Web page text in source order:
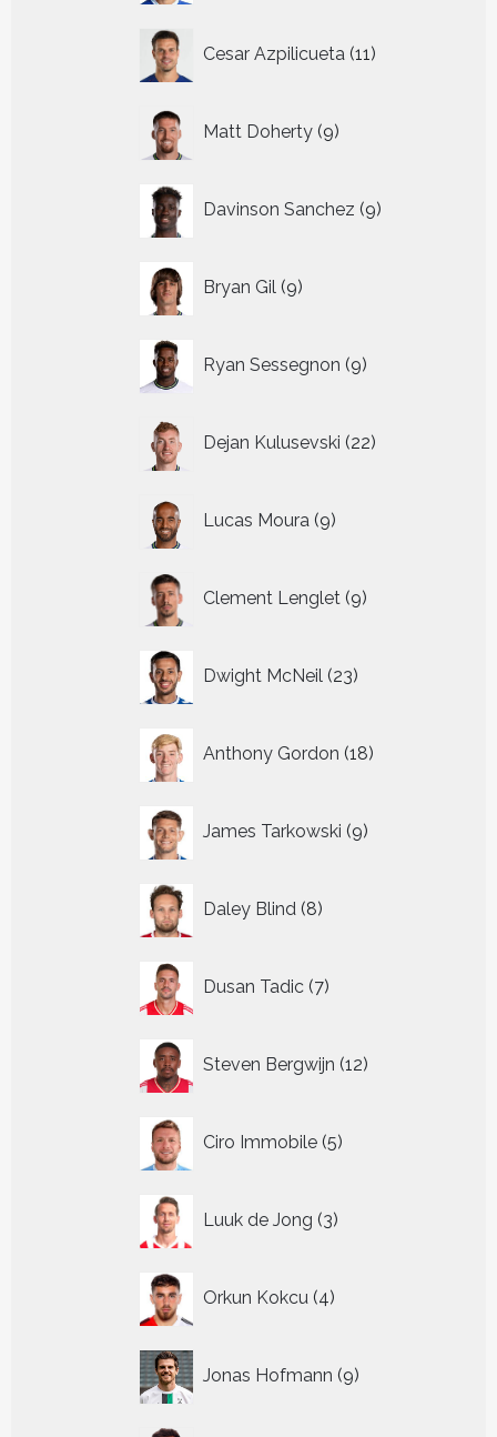
Cesar Azpilicueta 11
producten
Matt Doherty 9
producten
Davinson Sanchez 9
producten
Bryan Gil 9
producten
Ryan Sessegnon 9
producten
Dejan Kulusevski 22
producten
Lucas Moura 9
producten
Clement Lenglet 9
producten
Dwight McNeil 23
producten
Anthony Gordon 18
producten
James Tarkowski 9
producten
Daley Blind 8
producten
Dusan Tadic 7
producten
Steven Bergwijn 12
producten
Ciro Immobile 5
producten
Luuk de Jong 3
producten
Orkun Kokcu 4
producten
Jonas Hofmann 9
producten